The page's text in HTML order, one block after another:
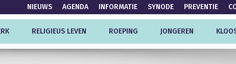
NIEUWS AGENDA INFORMATIE SYNODE PREVENTIE
RELIGIEUS LEVEN ROEPING JONGEREN